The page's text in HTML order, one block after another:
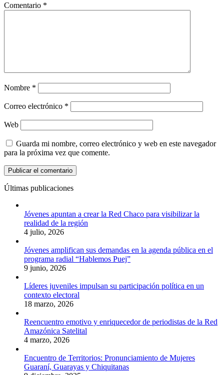
Comentario *
Nombre *
Correo electrónico *
Web
Guarda mi nombre, correo electrónico y web en este navegador
para la próxima vez que comente.
Últimas publicaciones
Jóvenes apuntan a crear la Red Chaco para visibilizar la
realidad de la región
4 julio, 2026
Jóvenes amplifican sus demandas en la agenda pública en el
programa radial “Hablemos Puej”
9 junio, 2026
Líderes juveniles impulsan su participación política en un
contexto electoral
18 marzo, 2026
Reencuentro emotivo y enriquecedor de periodistas de la Red
Amazónica Satelital
4 marzo, 2026
Encuentro de Territorios: Pronunciamiento de Mujeres
Guaraní, Guarayas y Chiquitanas